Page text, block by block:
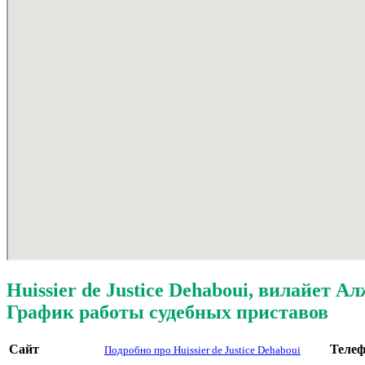
Huissier de Justice Dehaboui, вилайет
График работы судебных приставов
Сайт Подробно про Huissier de Justice Dehaboui